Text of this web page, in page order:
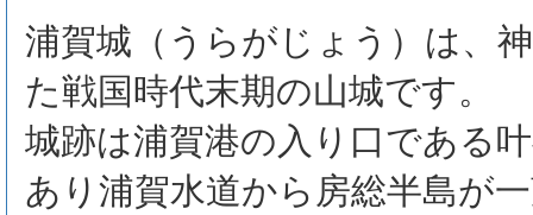
浦賀城（うらがじょう）は、
た戦国時代末期の山城です。
城跡は浦賀港の入り口である
あり浦賀水道から房総半島が